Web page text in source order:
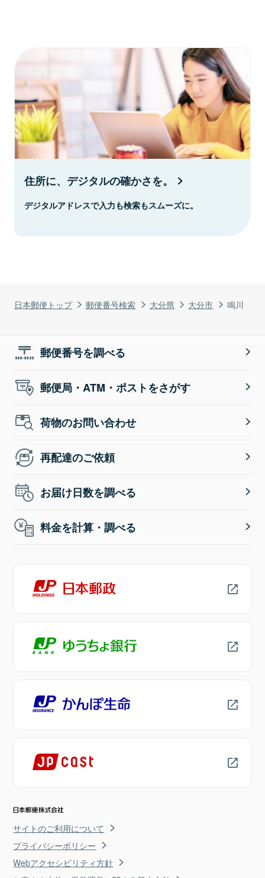
日本郵便トップ 郵便番号検索 大分県 大分市 鳴川
住所に、デジタルの確かさを。
デジタルアドレスで入力も検索もスムーズに。
郵便番号を調べる
郵便局・ATM・ポストをさがす
荷物のお問い合わせ
再配達のご依頼
お届け日数を調べる
料金を計算・調べる
サイトのご利用について
プライバシーポリシー
Webアクセシビリティ方針